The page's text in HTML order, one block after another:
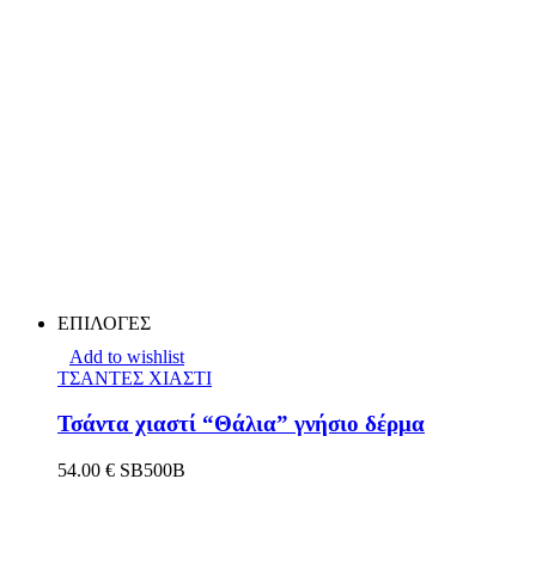
ΕΠΙΛΟΓΕΣ
Add to wishlist
ΤΣΑΝΤΕΣ ΧΙΑΣΤΙ
Τσάντα χιαστί “Θάλια” γνήσιο δέρμα
54.00 € SB500B